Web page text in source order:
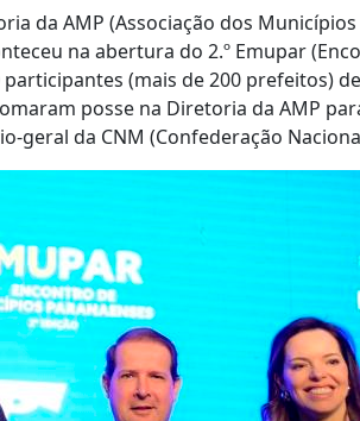
da AMP (Associação dos
na abertura do 2.º Emupar
(mais de 200 prefeitos)
posse na Diretoria da AMP
geral da CNM (Confederação